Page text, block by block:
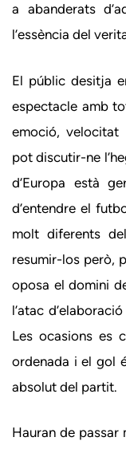
a abanderats
l’essència del
El públic desitja
espectacle amb
emoció, velocitat
pot discutir-ne
d’Europa està
d’entendre el
molt diferents
resumir-los però,
oposa el domini
l’atac
Les ocasions es
ordenada i el gol
absolut del partit.
Hauran de passar